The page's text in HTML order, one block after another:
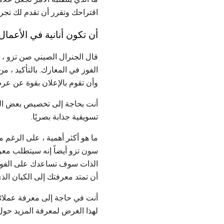
اقتراحك وتقرر أن تقدم لك
أن تكون أنانية في
قال الجنرال الصيني صن تزو
الفوز في المعارك.
وأن تقوم بالإعلان بقوة عن
أنت بحاجة إلى تخصيص بعض
تسويقية جذابة بصريًا.
ما هو أكثر أهمية ، على
سون تزو أيضاً إنه سيتطلب
الذات سوف تساعدك على
أن تمتد معرفتك إلى الكيان
أنت في حاجة إلى معرفة
لهذا الغرض لمعرفة المزيد